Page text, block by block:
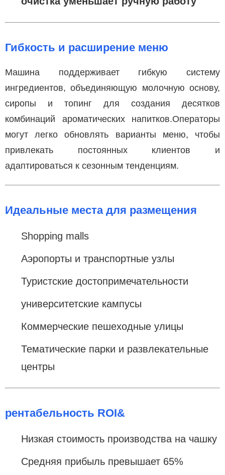
Гибкость и расширение меню
Машина поддерживает гибкую систему
ингредиентов, объединяющую молочную основу,
сиропы и топинг для создания десятков
комбинаций ароматических напитков.Операторы
могут легко обновлять варианты меню, чтобы
привлекать постоянных клиентов и
адаптироваться к сезонным тенденциям.
Идеальные места для размещения
Shopping malls
Аэропорты и транспортные узлы
Туристские достопримечательности
университетские кампусы
Коммерческие пешеходные улицы
Тематические парки и развлекательные
центры
рентабельность ROI&
Низкая стоимость производства на чашку
Средняя прибыль превышает 65%